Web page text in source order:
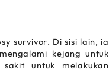
survivor. Di sisi lain, ia
kejang untuk